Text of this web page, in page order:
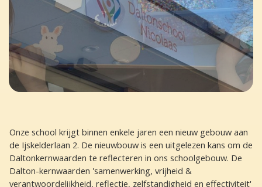
Onze school krijgt binnen enkele jaren een nieuw gebouw aan
de Ijskelderlaan 2. De nieuwbouw is een uitgelezen kans om de
Daltonkernwaarden te reflecteren in ons schoolgebouw. De
Dalton-kernwaarden 'samenwerking, vrijheid &
verantwoordelijkheid, reflectie, zelfstandigheid en effectiviteit'